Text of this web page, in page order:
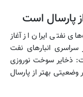
پارسال است
نفتی ایران از آغاز
انبارهای نفت
ذخایر سوخت نوروزی
وضعیتی بهتر از پارسال